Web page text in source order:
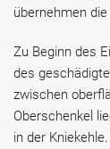
übernehmen
Zu Beginn des
des
zwischen
Oberschenkel
in der